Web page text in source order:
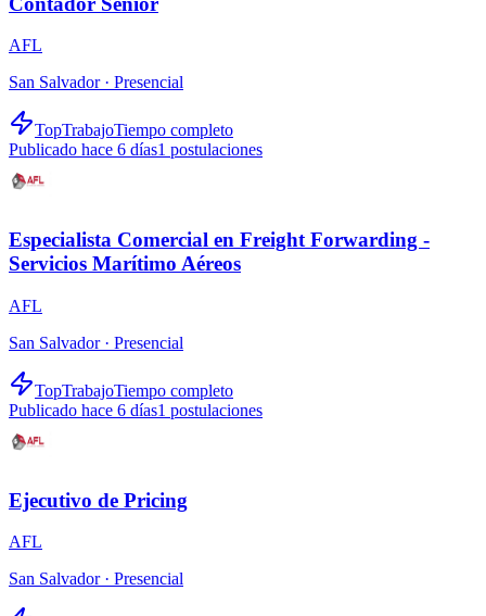
AFL
San Salvador · Presencial
TopTrabajoTiempo completo
Publicado hace 6 días1 postulaciones
Especialista Comercial en Freight Forwarding -
Servicios Marítimo Aéreos
AFL
San Salvador · Presencial
TopTrabajoTiempo completo
Publicado hace 6 días1 postulaciones
Ejecutivo de Pricing
AFL
San Salvador · Presencial